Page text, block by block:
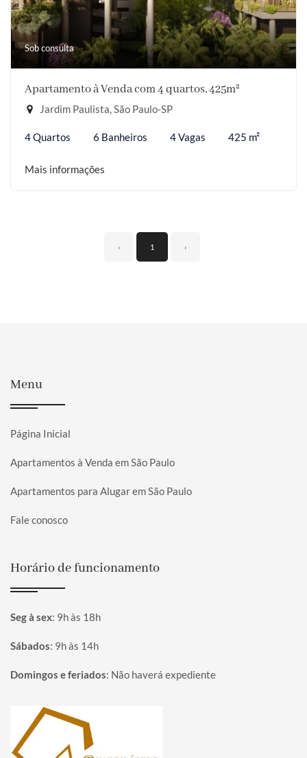
Sob consulta
Apartamento à Venda com 4 quartos, 425m²
Jardim Paulista, São Paulo-SP
4 Quartos 6 Banheiros 4 Vagas 425 m²
Mais informações
‹ 1 ›
Menu
Página Inicial
Apartamentos à Venda em São Paulo
Apartamentos para Alugar em São Paulo
Fale conosco
Horário de funcionamento
Seg à sex: 9h às 18h
Sábados: 9h às 14h
Domingos e feriados: Não haverá expediente
Página inicial